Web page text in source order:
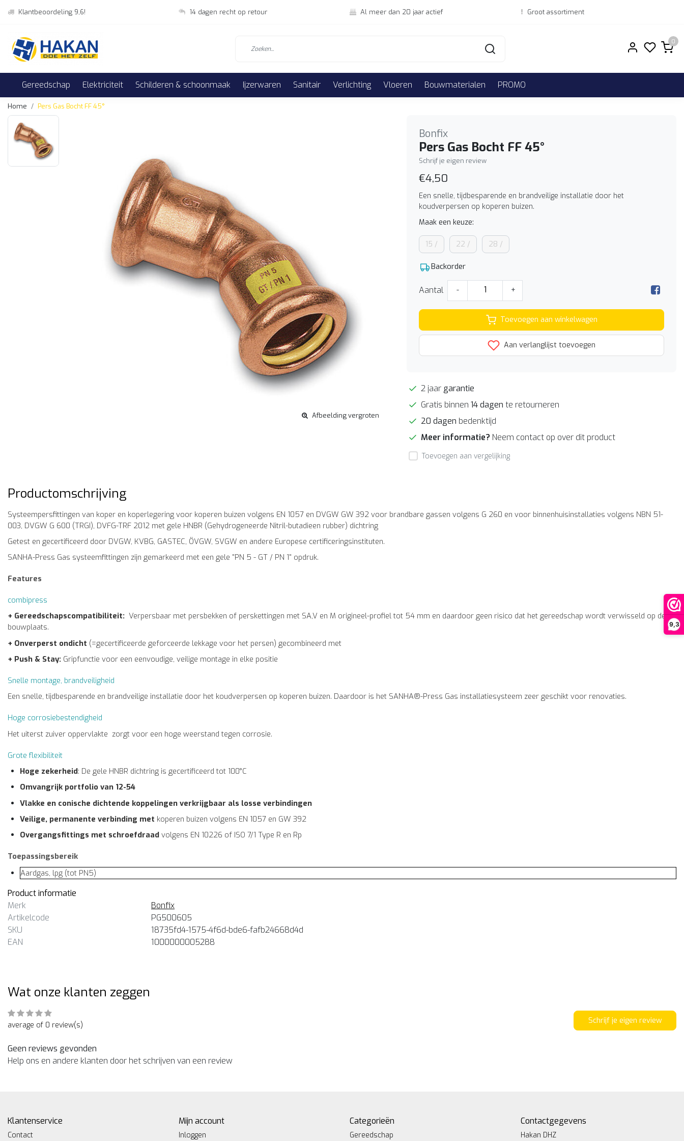
9,3
Klantbeoordeling 9,6! 14 dagen recht op retour Al meer dan 20 jaar actief Groot assortiment
0
Gereedschap Elektriciteit Schilderen & schoonmaak Ijzerwaren Sanitair Verlichting Vloeren Bouwmaterialen PROMO
Home Pers Gas Bocht FF 45°
Afbeelding vergroten
Bonfix
Pers Gas Bocht FF 45°
Schrijf je eigen review
€4,50
Een snelle, tijdbesparende en brandveilige installatie door het
koudverpersen op koperen buizen.
Maak een keuze:
15 / 22 / 28 /
Backorder
Aantal - +
Toevoegen aan winkelwagen
Aan verlanglijst toevoegen
2 jaar garantie
Gratis binnen 14 dagen te retourneren
20 dagen bedenktijd
Meer informatie? Neem contact op over dit product
Toevoegen aan vergelijking
Productomschrijving
Systeempersfittingen van koper en koperlegering voor koperen buizen volgens EN 1057 en DVGW GW 392 voor brandbare gassen volgens G 260 en voor binnenhuisinstallaties volgens NBN 51-
003, DVGW G 600 (TRGI), DVFG-TRF 2012 met gele HNBR (Gehydrogeneerde Nitril-butadieen rubber) dichtring
Getest en gecertificeerd door DVGW, KVBG, GASTEC, ÖVGW, SVGW en andere Europese certificeringsinstituten.
SANHA-Press Gas systeemfittingen zijn gemarkeerd met een gele "PN 5 - GT / PN 1" opdruk.
Features
combipress
+ Gereedschapscompatibiliteit: Verpersbaar met persbekken of perskettingen met SA,V en M origineel-profiel tot 54 mm en daardoor geen risico dat het gereedschap wordt verwisseld op de
bouwplaats.
+ Onverperst ondicht (=gecertificeerde geforceerde lekkage voor het persen) gecombineerd met
+ Push & Stay: Gripfunctie voor een eenvoudige, veilige montage in elke positie
Snelle montage, brandveiligheid
Een snelle, tijdbesparende en brandveilige installatie door het koudverpersen op koperen buizen. Daardoor is het SANHA®-Press Gas installatiesysteem zeer geschikt voor renovaties.
Hoge corrosiebestendigheid
Het uiterst zuiver oppervlakte zorgt voor een hoge weerstand tegen corrosie.
Grote flexibiliteit
Hoge zekerheid: De gele HNBR dichtring is gecertificeerd tot 100°C
Omvangrijk portfolio van 12-54
Vlakke en conische dichtende koppelingen verkrijgbaar als losse verbindingen
Veilige, permanente verbinding met koperen buizen volgens EN 1057 en GW 392
Overgangsfittings met schroefdraad volgens EN 10226 of ISO 7/1 Type R en Rp
Toepassingsbereik
Aardgas, lpg (tot PN5)
Product informatie
Merk
Bonfix
Artikelcode
PG500605
SKU
18735fd4-1575-4f6d-bde6-fafb24668d4d
EAN
1000000005288
Wat onze klanten zeggen
average of 0 review(s) Schrijf je eigen review
Geen reviews gevonden
Help ons en andere klanten door het schrijven van een review
Klantenservice
Contact
Mijn account
Inloggen
Categorieën
Gereedschap
Contactgegevens
Hakan DHZ